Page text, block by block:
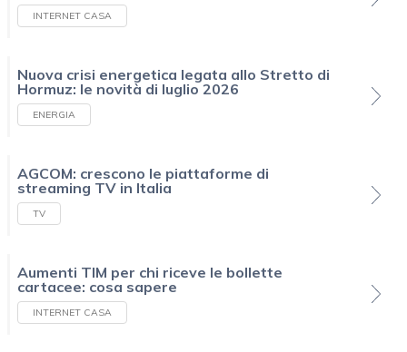
INTERNET CASA
Nuova crisi energetica legata allo Stretto di
Hormuz: le novità di luglio 2026
ENERGIA
AGCOM: crescono le piattaforme di
streaming TV in Italia
TV
Aumenti TIM per chi riceve le bollette
cartacee: cosa sapere
INTERNET CASA